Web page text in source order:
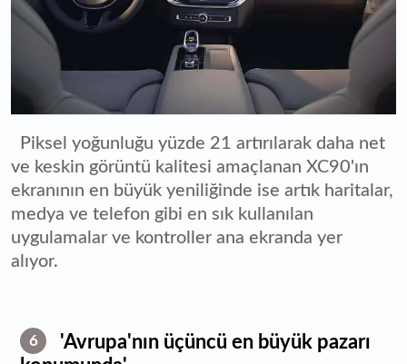
Piksel yoğunluğu yüzde 21 artırılarak daha net
ve keskin görüntü kalitesi amaçlanan XC90'ın
ekranının en büyük yeniliğinde ise artık haritalar,
medya ve telefon gibi en sık kullanılan
uygulamalar ve kontroller ana ekranda yer
alıyor.
6
'Avrupa'nın üçüncü en büyük pazarı